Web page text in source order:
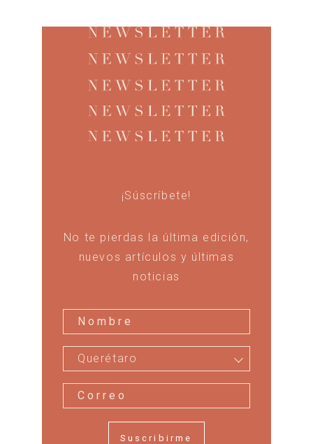
¡Súscríbete!
No te pierdas la última edición,
nuevos artículos y últimas
noticias
Querétaro
Suscribirme